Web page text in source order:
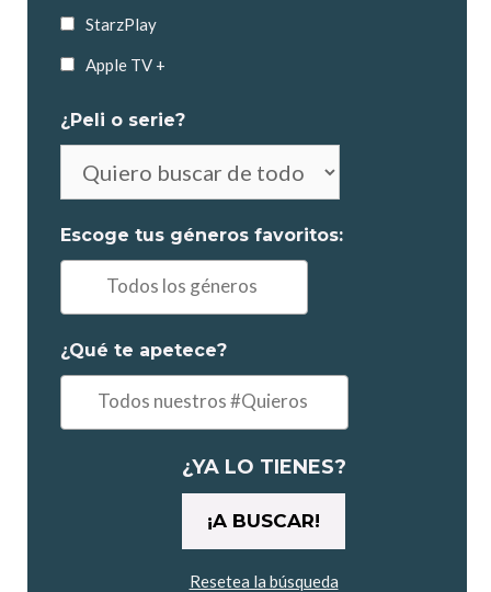
StarzPlay
Apple TV +
¿Peli o serie?
elegir
Escoge tus géneros favoritos:
¿Qué te apetece?
Ejemplo:
¿YA LO TIENES?
Resetea la búsqueda